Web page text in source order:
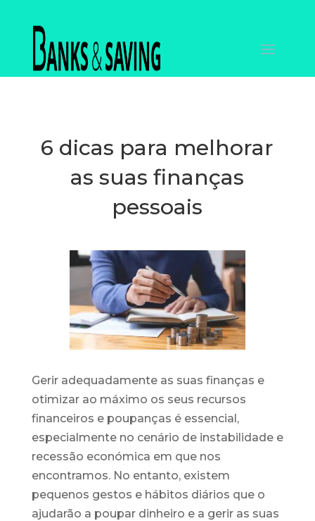
6 dicas para melhorar
as suas finanças
pessoais
Gerir adequadamente as suas finanças e
otimizar ao máximo os seus recursos
financeiros e poupanças é essencial,
especialmente no cenário de instabilidade e
recessão económica em que nos
encontramos. No entanto, existem
pequenos gestos e hábitos diários que o
ajudarão a poupar dinheiro e a gerir as suas